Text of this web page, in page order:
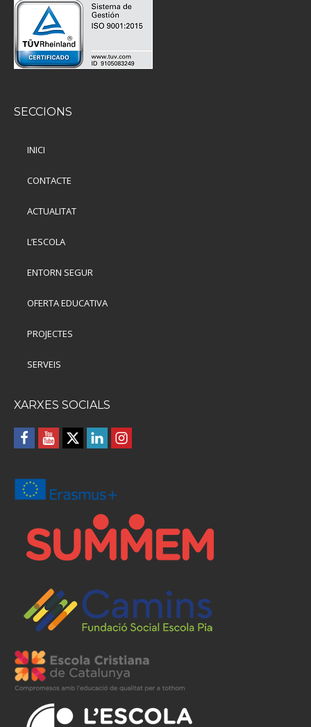
SECCIONS
INICI
CONTACTE
ACTUALITAT
L’ESCOLA
ENTORN SEGUR
OFERTA EDUCATIVA
PROJECTES
SERVEIS
XARXES SOCIALS